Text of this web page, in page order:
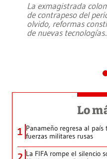
La exmagistrada
de contrapeso del
olvido, reformas
de nuevas tecnologías
Lo
1 Panameño regresa al
fuerzas militares rusas
La FIFA rompe el silencio